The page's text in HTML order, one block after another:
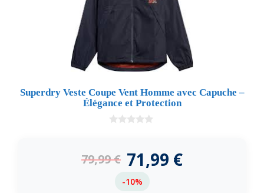
Superdry Veste Coupe Vent Homme avec Capuche –
Élégance et Protection
5
79,99€ 71,99 €
-10%